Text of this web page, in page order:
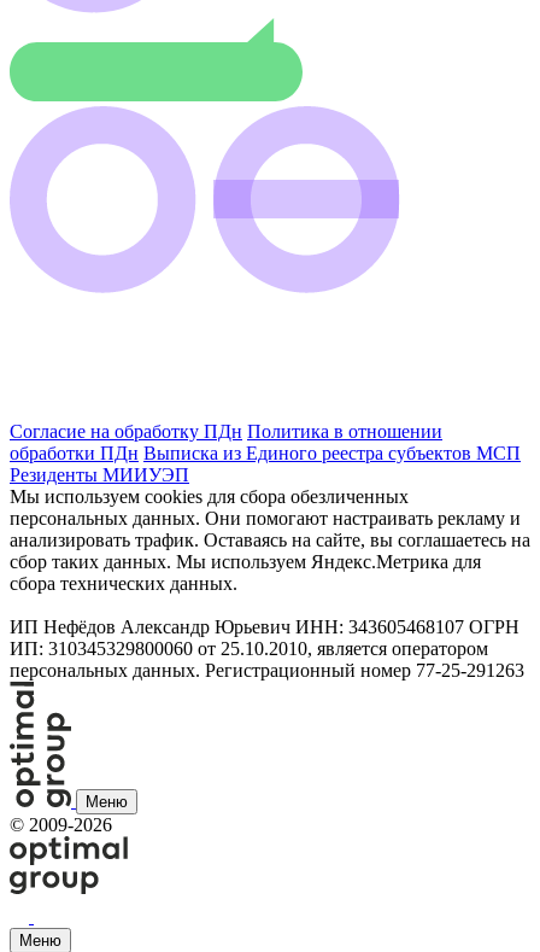
Согласие на обработку ПДн Политика в отношении
обработки ПДн Выписка из Единого реестра субъектов МСП
Резиденты МИИУЭП
Мы используем cookies для сбора обезличенных
персональных данных. Они помогают настраивать рекламу и
анализировать трафик. Оставаясь на сайте, вы соглашаетесь на
сбор таких данных. Мы используем Яндекс.Метрика для
сбора технических данных.
ИП Нефёдов Александр Юрьевич ИНН: 343605468107 ОГРН
ИП: 310345329800060 от 25.10.2010, является оператором
персональных данных. Регистрационный номер 77-25-291263
Меню
© 2009-2026
Меню